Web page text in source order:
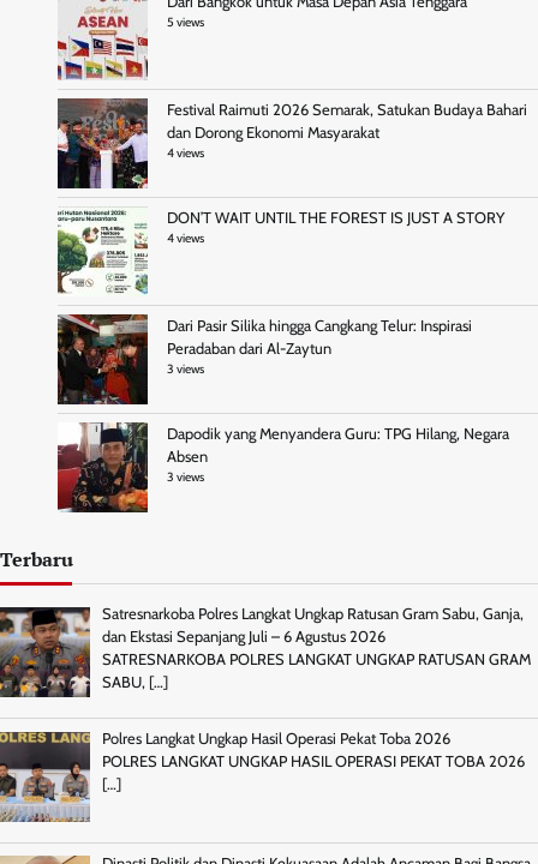
5 views
Festival Raimuti 2026 Semarak, Satukan Budaya Bahari
dan Dorong Ekonomi Masyarakat
4 views
DON’T WAIT UNTIL THE FOREST IS JUST A STORY
4 views
Dari Pasir Silika hingga Cangkang Telur: Inspirasi
Peradaban dari Al-Zaytun
3 views
Dapodik yang Menyandera Guru: TPG Hilang, Negara
Absen
3 views
Terbaru
Satresnarkoba Polres Langkat Ungkap Ratusan Gram Sabu, Ganja,
dan Ekstasi Sepanjang Juli – 6 Agustus 2026
SATRESNARKOBA POLRES LANGKAT UNGKAP RATUSAN GRAM
SABU, […]
Polres Langkat Ungkap Hasil Operasi Pekat Toba 2026
POLRES LANGKAT UNGKAP HASIL OPERASI PEKAT TOBA 2026
[…]